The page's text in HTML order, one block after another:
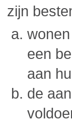
zijn
een
aan
de